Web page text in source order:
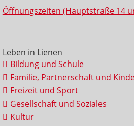
Öffnungszeiten (Hauptstraße 14
Leben in Lienen
Bildung und Schule
Familie, Partnerschaft und
Freizeit und Sport
Gesellschaft und Soziales
Kultur